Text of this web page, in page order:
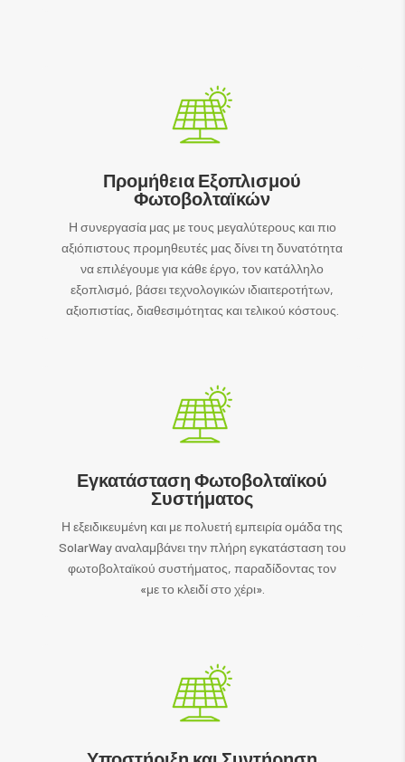
Προμήθεια Εξοπλισμού
Φωτοβολταϊκών
Η συνεργασία μας με τους μεγαλύτερους και πιο
αξιόπιστους προμηθευτές μας δίνει τη δυνατότητα
να επιλέγουμε για κάθε έργο, τον κατάλληλο
εξοπλισμό, βάσει τεχνολογικών ιδιαιτεροτήτων,
αξιοπιστίας, διαθεσιμότητας και τελικού κόστους.
Εγκατάσταση Φωτοβολταϊκού
Συστήματος
Η εξειδικευμένη και με πολυετή εμπειρία ομάδα της
SolarWay αναλαμβάνει την πλήρη εγκατάσταση του
φωτοβολταϊκού συστήματος, παραδίδοντας τον
«με το κλειδί στο χέρι».